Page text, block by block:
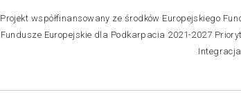
Projekt współfinansowany ze środków Europejskiego
Fundusze Europejskie dla Podkarpacia 2021-2027